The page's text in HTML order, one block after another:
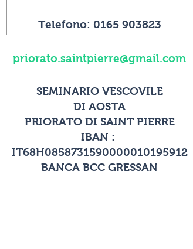
Telefono: 0165 903823
priorato.saintpierre@gmail.com
SEMINARIO VESCOVILE
DI AOSTA
PRIORATO DI SAINT PIERRE
IBAN :
IT68H0858731590000010195912
BANCA BCC GRESSAN